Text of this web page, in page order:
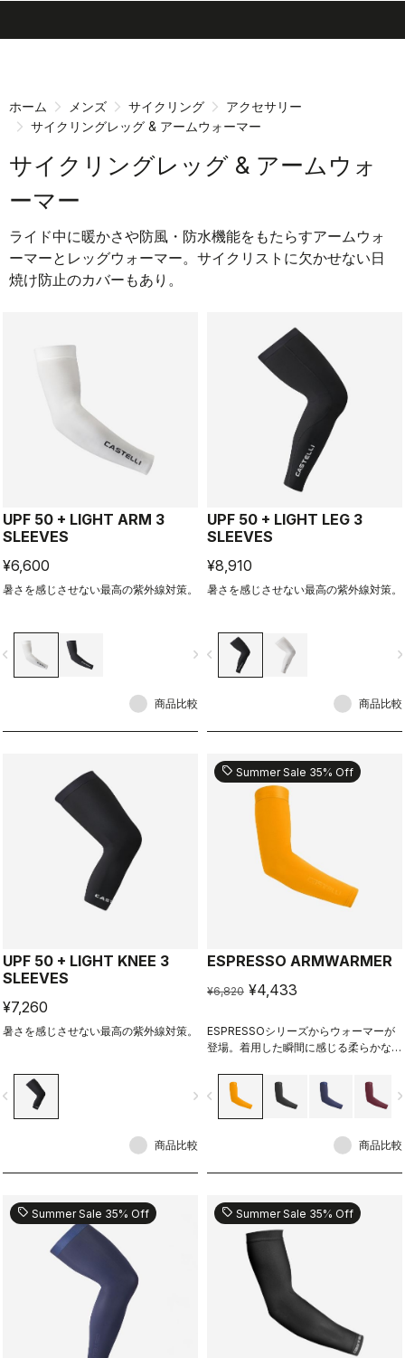
面
ー
ョ
画
ホーム メンズ サイクリング
アクセサリー
サイクリングレッグ & アームウォーマー
サイクリングレッグ & アームウォ
ーマー
ライド中に暖かさや防風・防水機能をもたらすアームウォ
ーマーとレッグウォーマー。サイクリストに欠かせない日
焼け防止のカバーもあり。
UPF 50 + LIGHT ARM 3
SLEEVES
¥6,600
暑さを感じさせない最高の紫外線対策。
navigate_next
商品比較
UPF 50 + LIGHT LEG 3
SLEEVES
¥8,910
暑さを感じさせない最高の紫外線対策。
navigate_before
商品比較
UPF 50 + LIGHT KNEE 3
SLEEVES
¥7,260
暑さを感じさせない最高の紫外線対策。
navigate_next
商品比較
sell Summer Sale 35% Off
ESPRESSO ARMWARMER
¥6,820 ¥4,433
ESPRESSOシリーズからウォーマーが
登場。着用した瞬間に感じる柔らかな感
navigate_before
商品比較
sell Summer Sale 35% Off sell Summer Sale 35% Off